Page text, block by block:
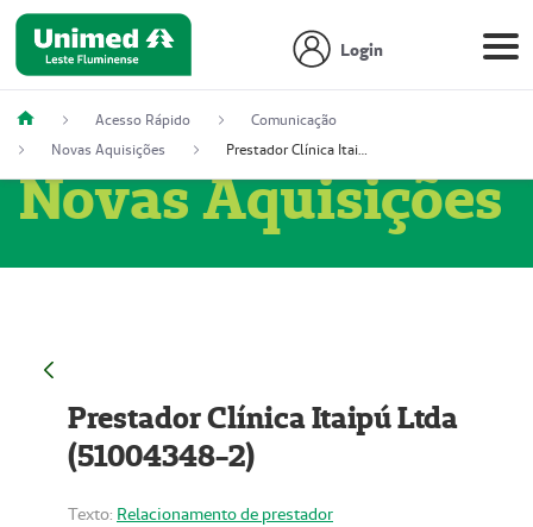
Login
Acesso Rápido
Comunicação
Novas Aquisições
Prestador Clínica Itaipú Ltda (51004348-2)
Novas Aquisições
Prestador Clínica Itaipú Ltda
(51004348-2)
Texto: Relacionamento de prestador